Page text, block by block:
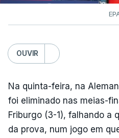
OUVIR
Na quinta-feira, na
foi eliminado nas meias-
Friburgo (3-1), falhando a
da prova, num jogo em